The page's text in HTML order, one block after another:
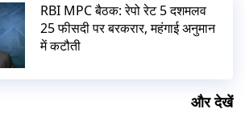
RBI MPC बैठक: रेपो रेट 5 दशमलव
25 फीसदी पर बरकरार, महंगाई अनुमान
में कटौती
और देखें